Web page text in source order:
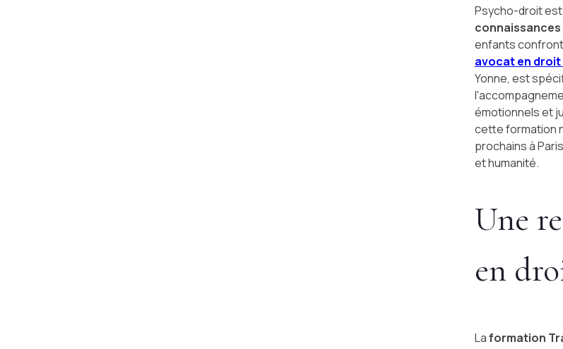
Psycho-droit est
enfants
avocat en droit
Yonne, est
émotionnels et
cette formation
prochains à
et humanité.
Une
en
Laformation